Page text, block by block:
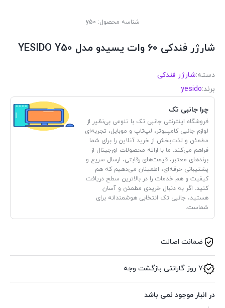
شناسه محصول: y50
شارژر فندکی 60 وات یسیدو مدل YESIDO Y50
دسته:شارژر فندکی
برند:yesido
چرا جانبی تک
فروشگاه اینترنتی جانبی تک با تنوعی بی‌نظیر از
لوازم جانبی کامپیوتر، لپ‌تاپ و موبایل، تجربه‌ای
مطمئن و لذت‌بخش از خرید آنلاین را برای شما
فراهم می‌کند. ما با ارائه محصولات اورجینال از
برندهای معتبر، قیمت‌های رقابتی، ارسال سریع و
پشتیبانی حرفه‌ای، اطمینان می‌دهیم که هم
کیفیت و هم خدمات را در بالاترین سطح دریافت
کنید. اگر به دنبال خریدی مطمئن و آسان
هستید، جانبی تک انتخابی هوشمندانه برای
شماست.
ضمانت اصالت
7 روز گارانتی بازگشت وجه
در انبار موجود نمی باشد